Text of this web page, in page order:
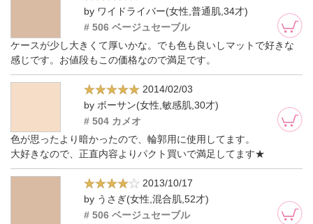
by ワイドライバー(女性,普通肌,34才)
# 506 ベージュセーブル
ケースが少し大きくて厚いかな。でも色も良いしマットで好きな
感じです。お値段もこの価格なので満足です。
2014/02/03
by ボーサン(女性,敏感肌,30才)
# 504 カメオ
色が思ったより暗かったので、輪郭用に使用してます。
大好きなので、正直内容よりパクト買いで満足してます★
2013/10/17
by うさぎ(女性,混合肌,52才)
# 506 ベージュセーブル